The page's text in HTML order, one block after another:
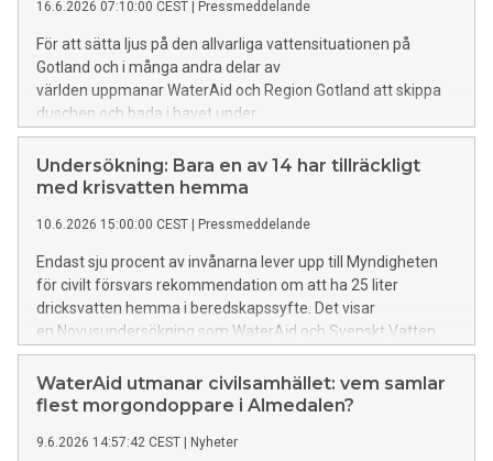
16.6.2026 07:10:00 CEST Pressmeddelande
För att sätta ljus på den allvarliga vattensituationen på
Gotland och i många andra delar av
världen uppmanar WaterAid och Region Gotland att skippa
duschen och bada i havet under
Almedalsveckan. ”Morgondoppet” anordnas vid Kallis
varje morgon kl. 08.00-10.00. WaterAid anordnar även
seminarier och mingel på plats i Almedalen, där bland annat
Undersökning: Bara en av 14 har tillräckligt
med krisvatten hemma
10.6.2026 15:00:00 CEST Pressmeddelande
Endast sju procent av invånarna lever upp till Myndigheten
för civilt försvars rekommendation om att ha 25 liter
dricksvatten hemma i beredskapssyfte. Det visar
en Novusundersökning som WaterAid och Svenskt Vatten
låtit genomföra. Skillnaderna i vattenvanor är stora mellan
olika delar av landet.
WaterAid utmanar civilsamhället: vem samlar
flest morgondoppare i Almedalen?
9.6.2026 14:57:42 CEST Nyheter